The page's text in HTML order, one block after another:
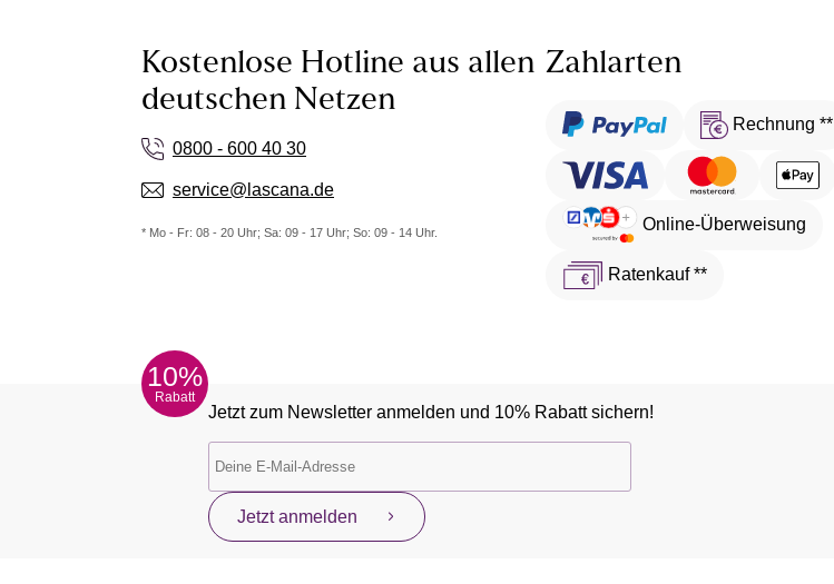
Kostenlose Hotline aus allen
deutschen Netzen
0800 - 600 40 30
service@lascana.de
* Mo - Fr: 08 - 20 Uhr; Sa: 09 - 17 Uhr; So: 09 - 14 Uhr.
Zahlarten
Rechnung **
Online-Überweisung
Ratenkauf **
10%
Rabatt
Jetzt zum Newsletter anmelden und 10% Rabatt sichern!
Jetzt anmelden